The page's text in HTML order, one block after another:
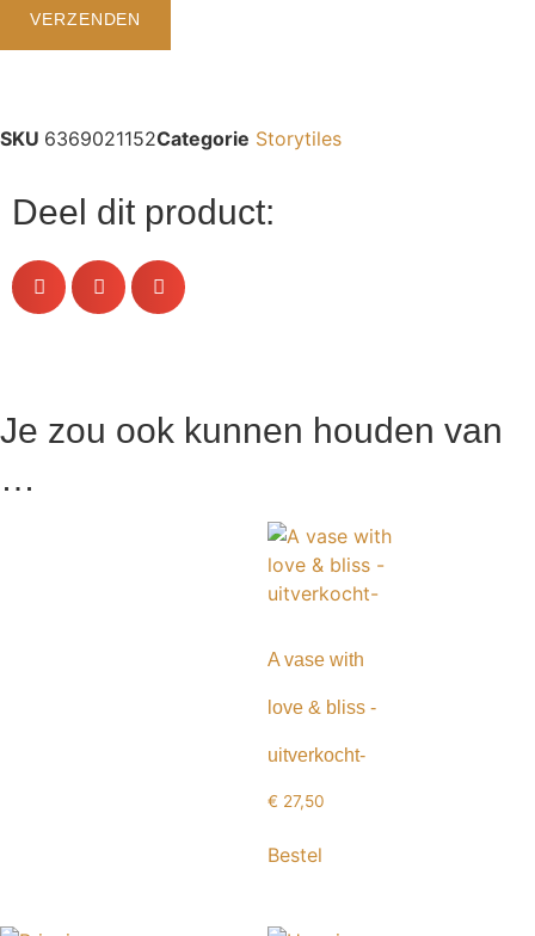
SKU 6369021152Categorie Storytiles
Deel dit product:
Je zou ook kunnen houden van
…
A vase with
love & bliss -
uitverkocht-
€ 27,50
Bestel